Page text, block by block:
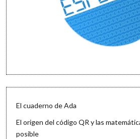
El cuaderno de Ada
El origen del código QR y las
posible